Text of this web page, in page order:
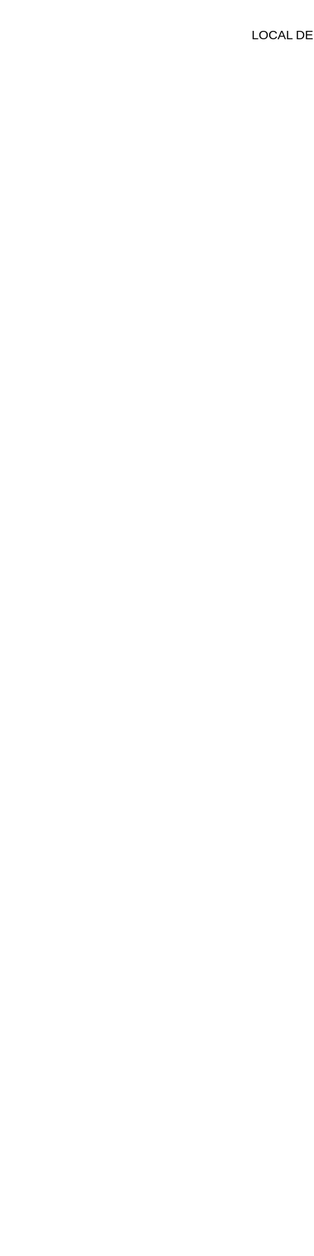
LOCAL